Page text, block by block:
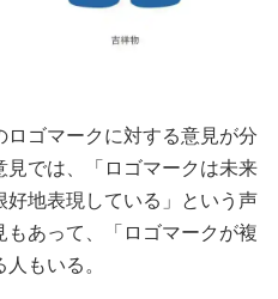
ゴマークに対する意見が分
では、「ロゴマークは未来
地表現している」という声
あって、「ロゴマークが複
もいる。